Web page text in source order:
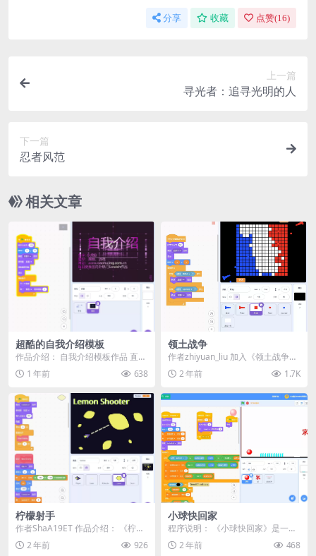
分享 收藏 点赞(16)
上一篇
寻光者：追寻光明的人
下一篇
忍者风范
相关文章
超酷的自我介绍模板
作品介绍： 自我介绍模板作品 直接
修改文字即可 预览
1 年前 638
领土战争
作者zhiyuan_liu 加入《领土战争》
的激烈对决！让你和朋友一起体验
刺激的...
2 年前 1.7K
柠檬射手
作者ShaA19ET 作品介绍： 《柠檬
射手 (Lemon Shooter)》是...
2 年前 926
小球快回家
程序说明： 《小球快回家》是一款
Scratch制作的小游戏。在游戏中，
小球会不断...
2 年前 468